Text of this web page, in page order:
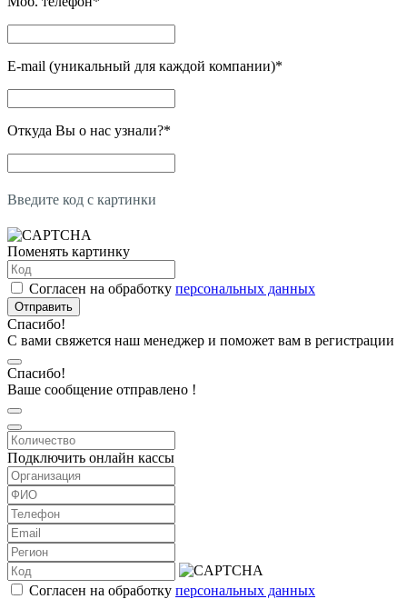
E-mail (уникальный для каждой компании)*
Откуда Вы о нас узнали?*
Введите код с картинки
Поменять картинку
Согласен на обработку персональных данных
Отправить
Спасибо!
С вами свяжется наш менеджер и поможет вам в регистрации
Спасибо!
Ваше сообщение отправлено !
Подключить онлайн кассы
Согласен на обработку персональных данных